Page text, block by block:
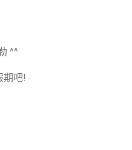
^^
期吧!